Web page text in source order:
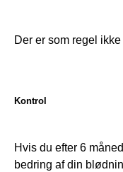
Der er som regel
Kontrol
Hvis du efter 6
bedring af din